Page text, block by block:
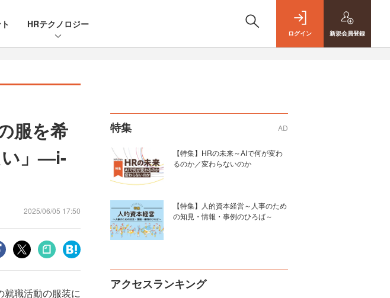
HRテクノロジー
ログイン 新規会員登録
服を希
い」—i-
2025/06/05 17:50
職活動の服装に
特集 AD
【特集】HRの未来～AIで何が変わ
るのか／変わらないのか
【特集】人的資本経営～人事のため
の知見・情報・事例のひろば～
アクセスランキング